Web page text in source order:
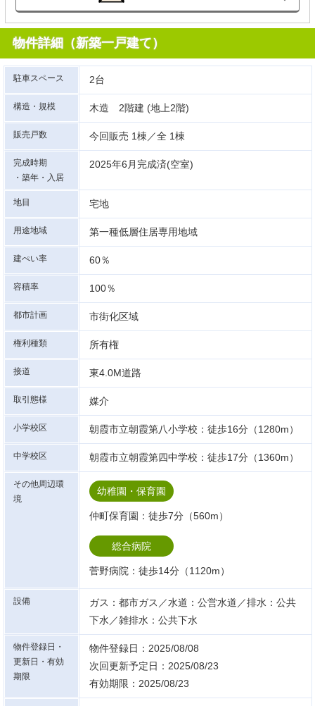
物件詳細（新築一戸建て）
駐車スペース 2台
構造・規模 木造 2階建 (地上2階)
販売戸数 今回販売 1棟／全 1棟
完成時期
・築年・入居
2025年6月完成済(空室)
地目 宅地
用途地域 第一種低層住居専用地域
建ぺい率 60％
容積率 100％
都市計画 市街化区域
権利種類 所有権
接道 東4.0M道路
取引態様 媒介
小学校区 朝霞市立朝霞第八小学校：徒歩16分（1280m）
中学校区 朝霞市立朝霞第四中学校：徒歩17分（1360m）
その他周辺環
境
幼稚園・保育園
仲町保育園：徒歩7分（560m）
総合病院
菅野病院：徒歩14分（1120m）
設備
ガス：都市ガス／水道：公営水道／排水：公共
下水／雑排水：公共下水
物件登録日・
更新日・有効
期限
物件登録日：2025/08/08
次回更新予定日：2025/08/23
有効期限：2025/08/23